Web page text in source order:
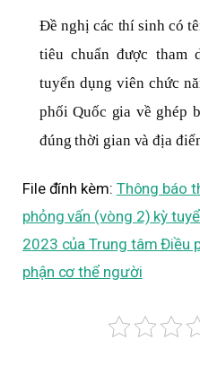
Đề nghị các thí sinh có
tiêu chuẩn được tham
tuyển dụng viên chức
phối Quốc gia về ghép
đúng thời gian và địa
File đính kèm: Thông báo
phỏng vấn (vòng 2) kỳ
2023 của Trung tâm Điều
phận cơ thể người